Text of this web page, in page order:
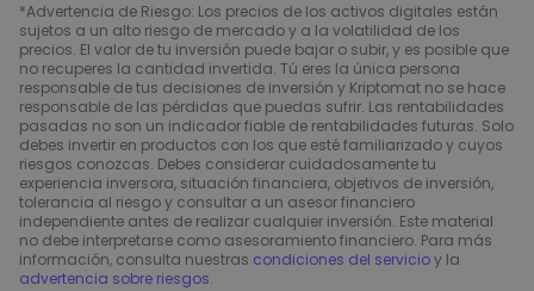
*Advertencia de Riesgo: Los precios de los activos digitales están
sujetos a un alto riesgo de mercado y a la volatilidad de los
precios. El valor de tu inversión puede bajar o subir, y es posible que
no recuperes la cantidad invertida. Tú eres la única persona
responsable de tus decisiones de inversión y Kriptomat no se hace
responsable de las pérdidas que puedas sufrir. Las rentabilidades
pasadas no son un indicador fiable de rentabilidades futuras. Solo
debes invertir en productos con los que esté familiarizado y cuyos
riesgos conozcas. Debes considerar cuidadosamente tu
experiencia inversora, situación financiera, objetivos de inversión,
tolerancia al riesgo y consultar a un asesor financiero
independiente antes de realizar cualquier inversión. Este material
no debe interpretarse como asesoramiento financiero. Para más
información, consulta nuestras condiciones del servicioy la
advertencia sobre riesgos.